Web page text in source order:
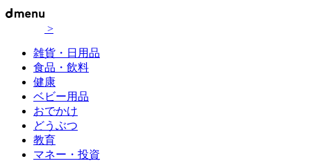
>
雑貨・日用品
食品・飲料
健康
ベビー用品
おでかけ
どうぶつ
教育
マネー・投資